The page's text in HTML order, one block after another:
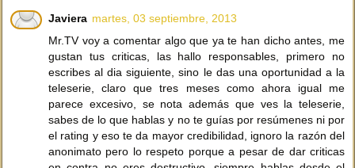
Javiera martes, 03 septiembre, 2013
Mr.TV voy a comentar algo que ya te han dicho antes, me
gustan tus criticas, las hallo responsables, primero no
escribes al dia siguiente, sino le das una oportunidad a la
teleserie, claro que tres meses como ahora igual me
parece excesivo, se nota además que ves la teleserie,
sabes de lo que hablas y no te guías por resúmenes ni por
el rating y eso te da mayor credibilidad, ignoro la razón del
anonimato pero lo respeto porque a pesar de dar criticas